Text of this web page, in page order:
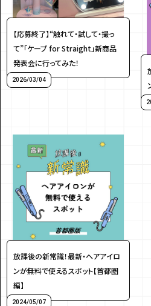
特集・連載
アンケート
ガクラボへの登
【応募終了】“触れて・試して・撮っ
て”「ケープ for Straight」新商品
発表会に行ってみた！
2026/03/04
放課後の新常識！最新・ヘアアイロ
ンが無料で使えるスポット【首都圏
編】
2024/05/07